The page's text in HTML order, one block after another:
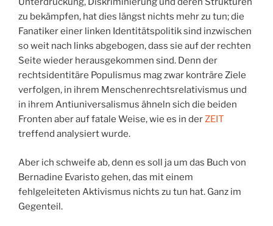
zu bekämpfen, hat dies längst nichts mehr zu tun; die
Fanatiker einer linken Identitätspolitik sind inzwischen
so weit nach links abgebogen, dass sie auf der rechten
Seite wieder herausgekommen sind. Denn der
rechtsidentitäre Populismus mag zwar konträre Ziele
verfolgen, in ihrem Menschenrechtsrelativismus und
in ihrem Antiuniversalismus ähneln sich die beiden
Fronten aber auf fatale Weise, wie es in derZEIT
treffend analysiert wurde.
Aber ich schweife ab, denn es soll ja um das Buch von
Bernadine Evaristo gehen, das mit einem
fehlgeleiteten Aktivismus nichts zu tun hat. Ganz im
Gegenteil.